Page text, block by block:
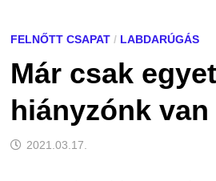
FELNŐTT CSAPAT/ LABDARÚGÁS
Már csak
hiányzónk
2021.03.17.